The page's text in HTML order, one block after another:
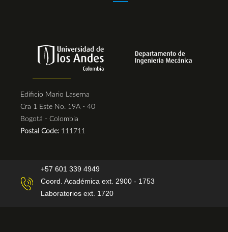
Edificio Mario Laserna
Cra 1 Este No. 19A - 40
Bogotá - Colombia
Postal Code: 111711
+57 601 339 4949
Coord. Académica ext. 2900 - 1753
Laboratorios ext. 1720